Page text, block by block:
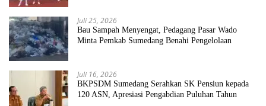
Juli 25, 2026
Bau Sampah Menyengat, Pedagang Pasar Wado
Minta Pemkab Sumedang Benahi Pengelolaan
Juli 16, 2026
BKPSDM Sumedang Serahkan SK Pensiun kepada
120 ASN, Apresiasi Pengabdian Puluhan Tahun